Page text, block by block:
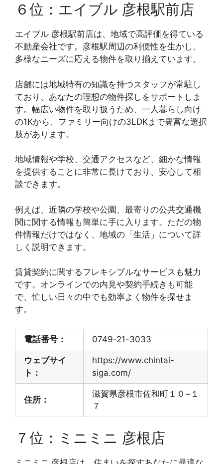
６位：エイブル 彦根駅前店
エイブル 彦根駅前店は、地域で高評価を得ている
不動産会社です。彦根駅周辺の利便性を生かし、
多様なニーズに応える物件を取り揃えています。
店舗には地域特有の知識を持つスタッフが常駐し
ており、あなたの理想の物件探しをサポートしま
す。幅広い物件を取り扱うため、一人暮らし向け
の1Kから、ファミリー向けの3LDKまで豊富な選択
肢があります。
地域情報や学校、交通アクセスなど、細かな情報
を提供することに非常に長けており、安心して相
談できます。
例えば、近隣の学校や公園、最寄りの公共交通機
関に関する情報も簡単に手に入ります。ただの物
件情報だけではなく、地域の「生活」について詳
しく説明できます。
賃貸契約に関するフレキシブルなサービスも魅力
です。オンラインでの内見や契約手続きも可能
で、忙しい日々の中でも効率よく物件を探せま
す。
電話番号： 0749-21-3033
ウェブサイ
ト：
https://www.chintai-
siga.com/
住所：
滋賀県彦根市佐和町１０−１
７
７位：ミニミニ 彦根店